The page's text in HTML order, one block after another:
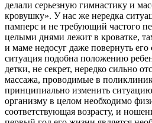
делали серьезную гимнастику и
кровушку». У нас же нередка
памперс и не требующий частого
целыми днями лежит в кроватке,
и маме недосуг даже повернуть его
ситуация подобна положению
детки, не секрет, нередко сильно
массажа, проводимые в
принципиально изменить
организму в целом необходимо
соответствующая возрасту, и